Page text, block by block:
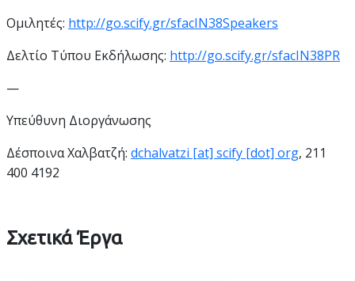
Ομιλητές: http://go.scify.gr/sfacIN38Speakers
Δελτίο Τύπου Εκδήλωσης: http://go.scify.gr/sfacIN38PR
—
Υπεύθυνη Διοργάνωσης
Δέσποινα Χαλβατζή: dchalvatzi [at] scify [dot] org, 211
400 4192
Σχετικά Έργα